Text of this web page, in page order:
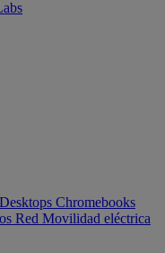
Desktops Chromebooks
Red Movilidad eléctrica